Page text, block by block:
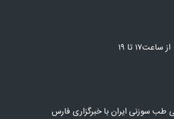
تا ۱۹
سوزنی ایران با خبرگزاری فارس